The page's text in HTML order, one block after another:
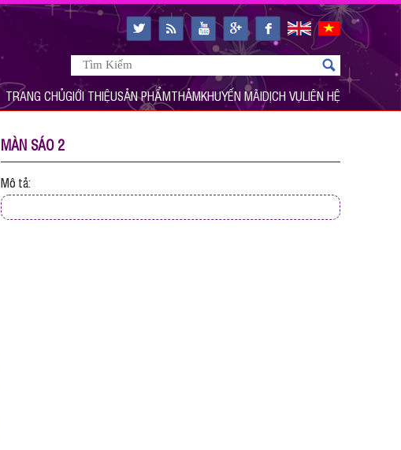
TRANG CHỦGIỚI THIỆUSẢN PHẨMTHẢMKHUYẾN MÃIDỊCH VỤLIÊN HỆ
MÀN SÁO 2
Mô tả: